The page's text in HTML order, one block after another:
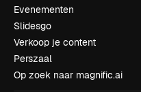
Evenementen
Slidesgo
Verkoop je content
Perszaal
Op zoek naar magnific.ai